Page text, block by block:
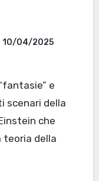
10/04/2025
scenari della
che
teoria della